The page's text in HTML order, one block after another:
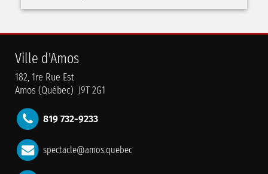
Ville d'Amos
182, 1re Rue Est
Amos (Québec) J9T 2G1
819 732-9233
spectacle@amos.quebec